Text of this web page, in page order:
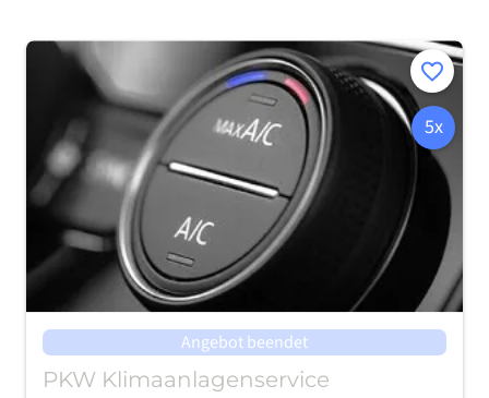
Merken
5x
Angebot beendet
PKW Klimaanlagenservice